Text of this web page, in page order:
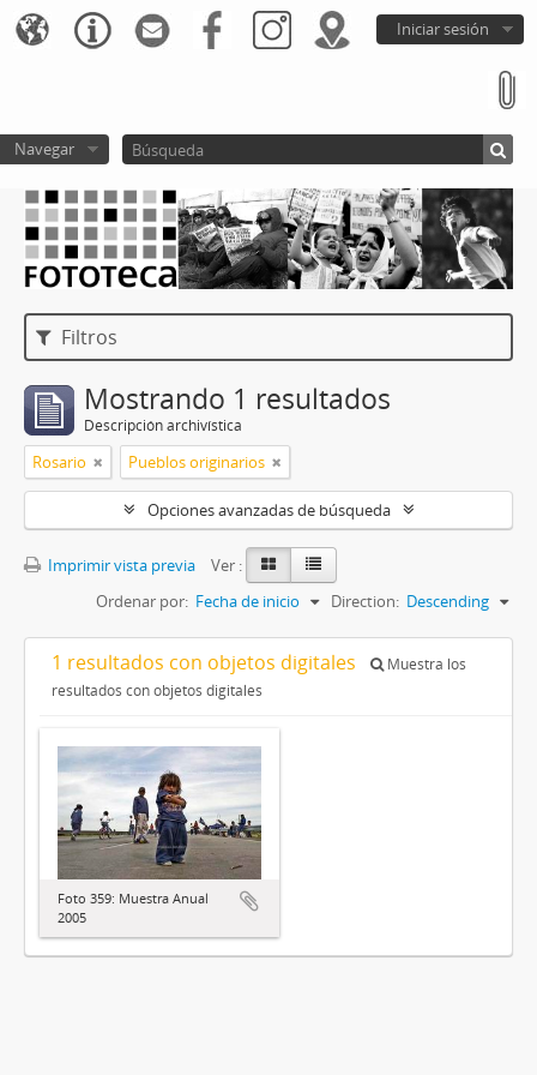
Iniciar sesión
Navegar
Filtros
Mostrando 1 resultados
Descripción archivística
Rosario Pueblos originarios
Opciones avanzadas de búsqueda
Imprimir vista previa
Ver :
Ordenar por: Fecha de inicio Direction: Descending
1 resultados con objetos digitales
Muestra los
resultados con objetos digitales
Foto 359: Muestra Anual
2005